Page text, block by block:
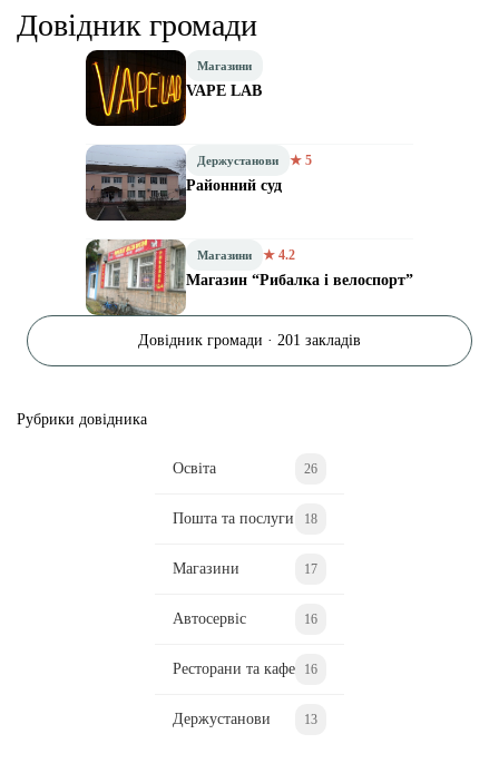
Довідник громади
Магазини
VAPE LAB
Держустанови ★ 5
Районний суд
Магазини ★ 4.2
Магазин “Рибалка і велоспорт”
Довідник громади · 201 закладів
Рубрики довідника
Освіта 26
Пошта та послуги 18
Магазини 17
Автосервіс 16
Ресторани та кафе 16
Держустанови 13